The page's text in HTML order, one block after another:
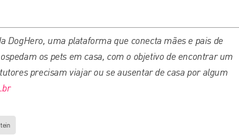
DogHero, uma plataforma que conecta mães e pais de
os pets em casa, com o objetivo de encontrar um
precisam viajar ou se ausentar de casa por algum